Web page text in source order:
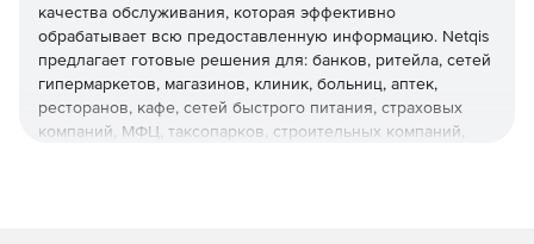
качества обслуживания, которая эффективно
обрабатывает всю предоставленную информацию. Netqis
предлагает готовые решения для: банков, ритейла, сетей
гипермаркетов, магазинов, клиник, больниц, аптек,
ресторанов, кафе, сетей быстрого питания, страховых
компаний, МФЦ, таксопарков, строительных компаний,